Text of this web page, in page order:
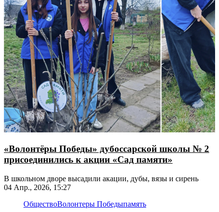
«Волонтёры Победы» дубоссарской школы № 2
присоединились к акции «Сад памяти»
В школьном дворе высадили акации, дубы, вязы и сирень
04 Апр., 2026, 15:27
ОбществоВолонтеры Победыпамять